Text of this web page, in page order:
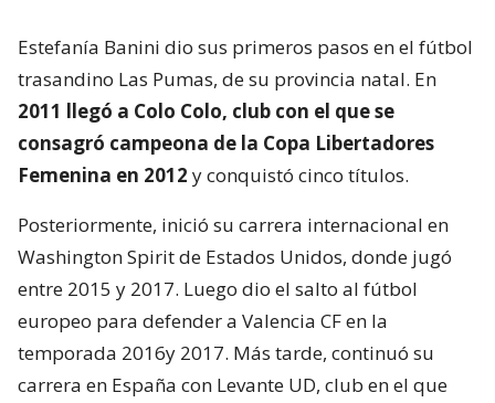
Estefanía Banini dio sus primeros pasos en el fútbol
trasandino Las Pumas, de su provincia natal. En
2011 llegó a Colo Colo, club con el que se
consagró campeona de la Copa Libertadores
Femenina en 2012 y conquistó cinco títulos.
Posteriormente, inició su carrera internacional en
Washington Spirit de Estados Unidos, donde jugó
entre 2015 y 2017. Luego dio el salto al fútbol
europeo para defender a Valencia CF en la
temporada 2016y 2017. Más tarde, continuó su
carrera en España con Levante UD, club en el que